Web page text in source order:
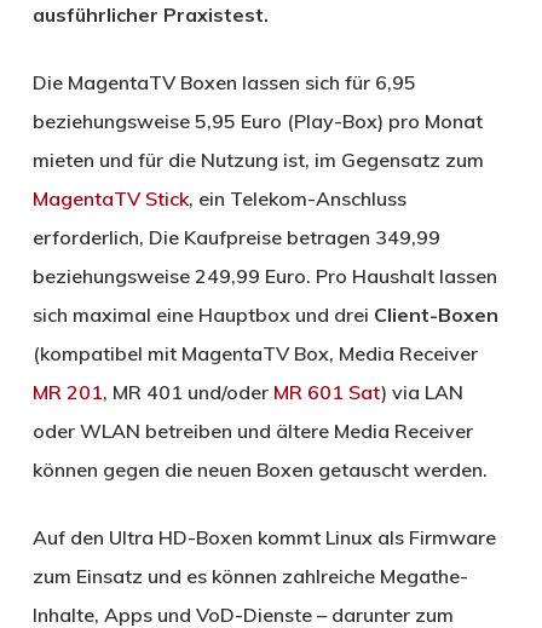
ausführlicher Praxistest.
Die MagentaTV Boxen lassen sich für 6,95
beziehungsweise 5,95 Euro (Play-Box) pro Monat
mieten und für die Nutzung ist, im Gegensatz zum
MagentaTV Stick, ein Telekom-Anschluss
erforderlich, Die Kaufpreise betragen 349,99
beziehungsweise 249,99 Euro. Pro Haushalt lassen
sich maximal eine Hauptbox und drei Client-Boxen
(kompatibel mit MagentaTV Box, Media Receiver
MR 201, MR 401 und/oder MR 601 Sat) via LAN
oder WLAN betreiben und ältere Media Receiver
können gegen die neuen Boxen getauscht werden.
Auf den Ultra HD-Boxen kommt Linux als Firmware
zum Einsatz und es können zahlreiche Megathe-
Inhalte, Apps und VoD-Dienste – darunter zum